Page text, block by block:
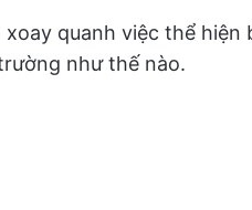
quanh việc thể
như thế nào.